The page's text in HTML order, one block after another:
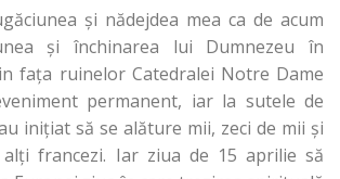
și nădejdea mea ca de acum
și închinarea lui Dumnezeu în
fața ruinelor Catedralei Notre Dame
permanent, iar la sutele de
inițiat să se alăture mii, zeci de mii și
francezi. Iar ziua de 15 aprilie să